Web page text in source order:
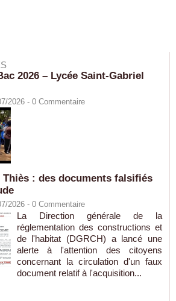
2026 – Lycée Saint-Gabriel
2026 - 0 Commentaire
Thiès : des documents falsifiés
2026 - 0 Commentaire
La Direction générale de la
réglementation des constructions et
de l'habitat (DGRCH) a lancé une
alerte à l'attention des citoyens
concernant la circulation d'un faux
document relatif à l'acquisition...